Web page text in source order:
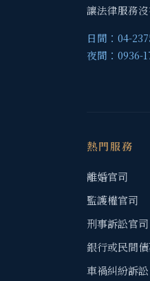
讓法律服務沒
日間：04-
夜間：0936-
熱門服務
離婚官司
監護權官司
刑事訴訟官司
銀行或民間
車禍糾紛訴訟